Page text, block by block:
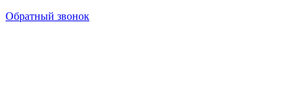
Обратный звонок